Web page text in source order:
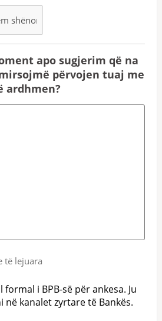
apo sugjerim që na
përvojen tuaj me
ardhmen?
të lejuara
i BPB-së për ankesa. Ju
kanalet zyrtare të Bankës.